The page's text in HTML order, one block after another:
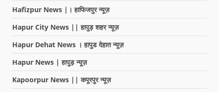
Hafizpur News |। हाफिजपुर न्यूज़
Hapur City News || हापुड़ शहर न्यूज़
Hapur Dehat News । हापुड देहात न्यूज़
Hapur News | हापुड़ न्यूज़
Kapoorpur News || कपूरपुर न्यूज़